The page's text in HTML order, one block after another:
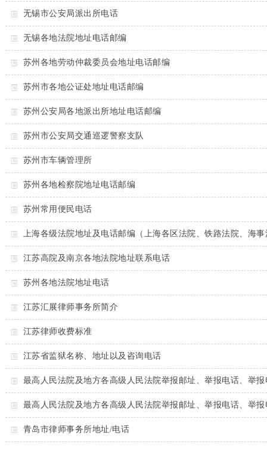
无锡市公安局派出所电话
无锡各地法院地址电话邮编
苏州各地劳动仲裁委员会地址电话邮编
苏州市各地公证处地址电话邮编
苏州公安局各地派出所地址电话邮编
苏州市公安局交通巡逻警察支队
苏州市车辆管理所
苏州各地检察院地址电话邮编
苏州常用便民电话
上海各级法院地址及电话邮编（上海各区法院、铁路法院、海
江苏高院及南京各地法院地址联系电话
苏州各地法院地址电话
江苏汇展律师事务所简介
江苏律师收费标准
江苏省监狱名称、地址以及咨询电话
最高人民法院及地方各高级人民法院举报邮址、举报电话、举
最高人民法院及地方各高级人民法院举报邮址、举报电话、举
青岛市律师事务所地址/电话